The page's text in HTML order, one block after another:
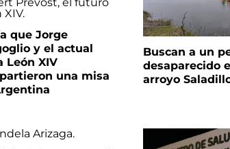
que Jorge
y el actual
León XIV
una misa
Buscan a un
desaparecido
arroyo